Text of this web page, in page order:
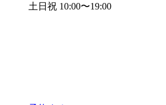
土日祝 10:00〜19:00